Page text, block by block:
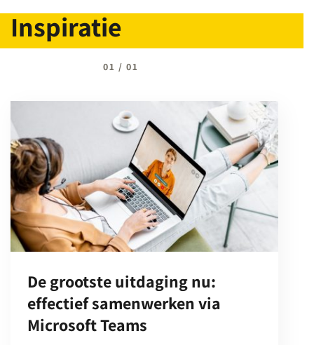
Inspiratie
01 / 01
De grootste uitdaging nu:
effectief samenwerken via
Microsoft Teams